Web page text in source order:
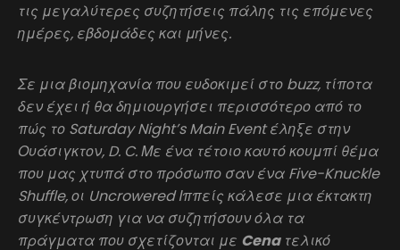
τις μεγαλύτερες συζητήσεις πάλης τις επόμενες
ημέρες, εβδομάδες και μήνες.
Σε μια βιομηχανία που ευδοκιμεί στο buzz, τίποτα
δεν έχει ή θα δημιουργήσει περισσότερο από το
πώς το Saturday Night’s Main Event έληξε στην
Ουάσιγκτον, D. C. Με ένα τέτοιο καυτό κουμπί θέμα
που μας χτυπά στο πρόσωπο σαν ένα Five-Knuckle
Shuffle, οι Uncrowered Ιππείς κάλεσε μια έκτακτη
συγκέντρωση για να συζητήσουν όλα τα
πράγματα που σχετίζονται με Cenaτελικό